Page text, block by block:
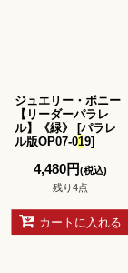
ジュエリー・ボニー
【リーダーパラレ
ル】《緑》
[パラレ
ル版OP07-019]
4,480円(税込)
残り4点
カートに入れる